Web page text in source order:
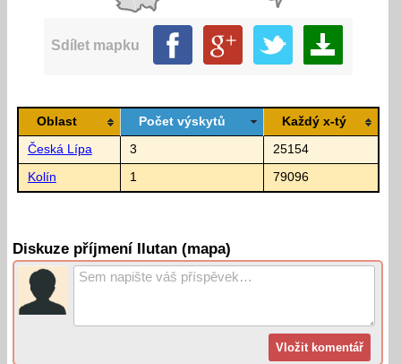
Sdílet mapku
Oblast Počet výskytů Každý x-tý
Česká Lípa 3 25154
Kolín 1 79096
Diskuze příjmení Ilutan (mapa)